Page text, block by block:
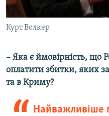
Курт Волкер
– Яка є ймовірність, що
оплатити збитки, яких
та в Криму?
Найважливіше